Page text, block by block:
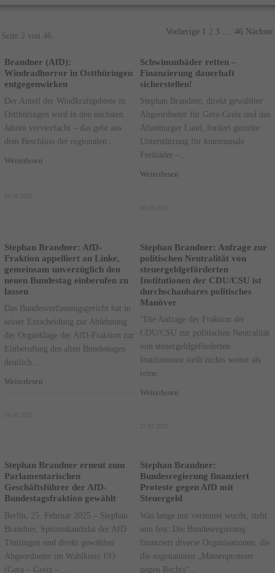
Seite 2 von 46. Vorherige 1 2 3 46 Nächste
Brandner (AfD):
Windradhorror in Ostthüringen
entgegenwirken
Der Anteil der Windkraftgebiete in
Ostthüringen wird in den nächsten
Jahren vervierfacht – das geht aus
dem Beschluss der regionalen...
Weiterlesen
Schwimmbäder retten –
Finanzierung dauerhaft
sicherstellen!
Stephan Brandner, direkt gewählter
Abgeordneter für Gera-Greiz und das
Altenburger Land, fordert gezielte
Unterstützung für kommunale
Freibäder –...
Weiterlesen
Stephan Brandner: AfD-
Fraktion appelliert an Linke,
gemeinsam unverzüglich den
neuen Bundestag einberufen zu
lassen
Das Bundesverfassungsgericht hat in
seiner Entscheidung zur Ablehnung
der Organklage der AfD-Fraktion zur
Einberufung des alten Bundestages
deutlich...
Weiterlesen
14.03.2025
Stephan Brandner: Anfrage zur
politischen Neutralität von
steuergeldgeförderten
Institutionen der CDU/CSU ist
durchschaubares politisches
Manöver
"Die Anfrage der Fraktion der
CDU/CSU zur politischen Neutralität
von steuergeldgeförderten
Institutionen stellt nichts weiter als
reine...
Weiterlesen
Stephan Brandner erneut zum
Parlamentarischen
Geschäftsführer der AfD-
Bundestagsfraktion gewählt
Berlin, 25. Februar 2025 – Stephan
Brandner, Spitzenkandidat der AfD
Thüringen und direkt gewählter
Abgeordneter im Wahlkreis 193
(Gera – Greiz –...
Stephan Brandner:
Bundesregierung finanziert
Proteste gegen AfD mit
Steuergeld
Was lange nur vermutet wurde, steht
nun fest: Die Bundesregierung
finanziert diverse Organisationen, die
die sogenannten „Massenproteste
gegen Rechts“...